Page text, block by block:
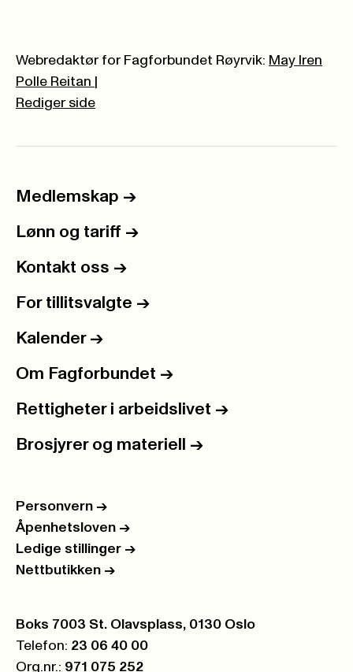
Webredaktør for Fagforbundet Røyrvik: May Iren
Polle Reitan
Rediger side
Medlemskap ->
Lønn og tariff ->
Kontakt oss ->
For tillitsvalgte ->
Kalender ->
Om Fagforbundet ->
Rettigheter i arbeidslivet ->
Brosjyrer og materiell ->
Personvern ->
Åpenhetsloven ->
Ledige stillinger ->
Nettbutikken ->
Postboks:
Boks 7003 St. Olavsplass, 0130 Oslo
Telefon: 23 06 40 00
Org.nr.: 971 075 252